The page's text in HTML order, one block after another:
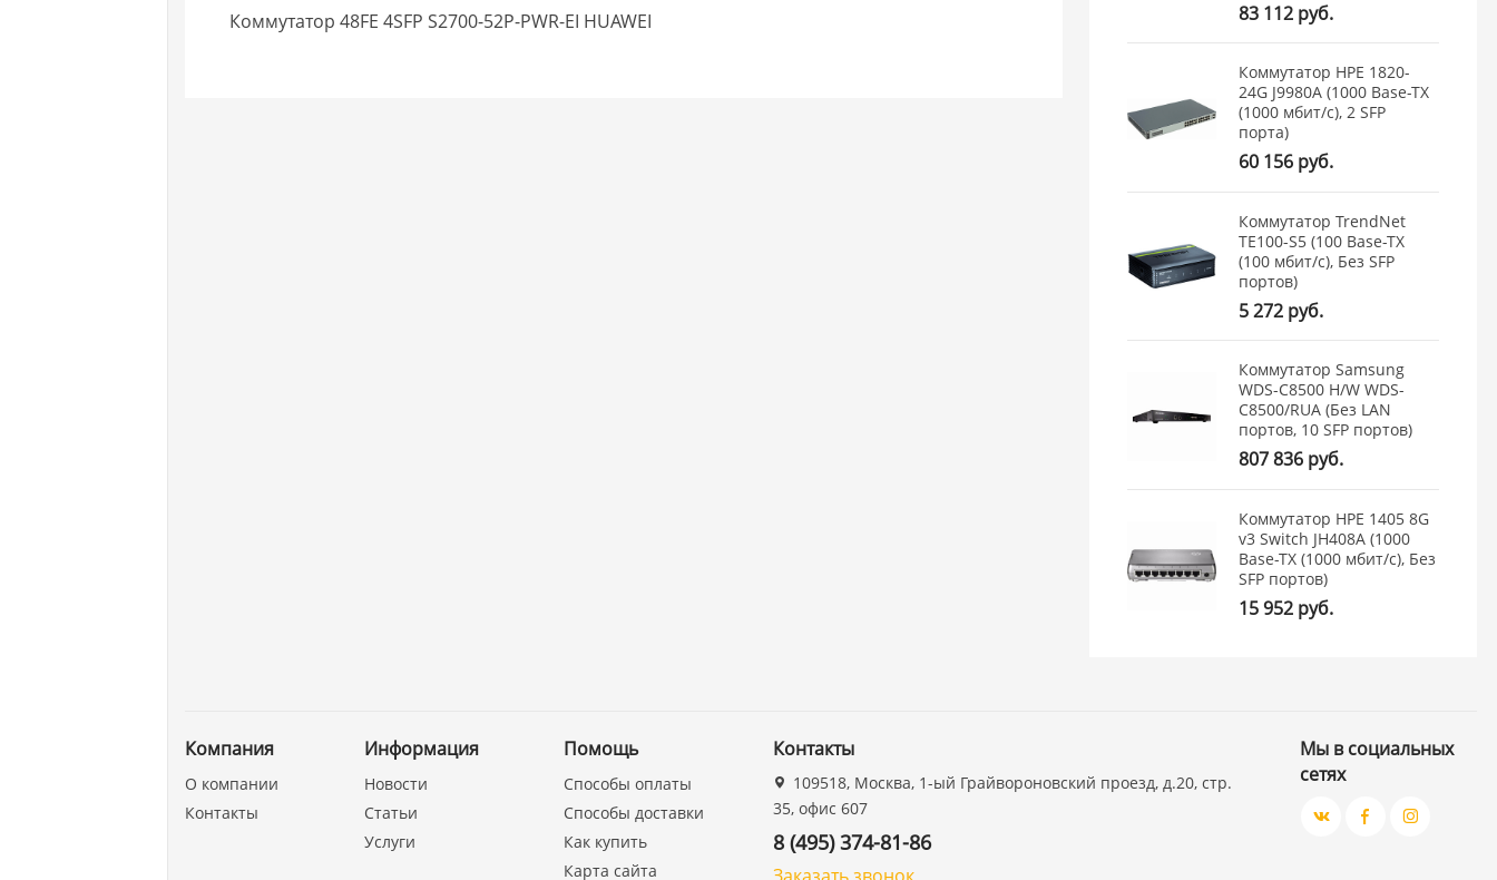
Коммутатор 48FE 4SFP S2700-52P-PWR-EI HUAWEI 83 112 руб.
Коммутатор HPE 1820-
24G J9980A (1000 Base-TX
(1000 мбит/с), 2 SFP
порта)
60 156 руб.
Коммутатор TrendNet
TE100-S5 (100 Base-TX
(100 мбит/с), Без SFP
портов)
5 272 руб.
Коммутатор Samsung
WDS-C8500 H/W WDS-
C8500/RUA (Без LAN
портов, 10 SFP портов)
807 836 руб.
Коммутатор HPE 1405 8G
v3 Switch JH408A (1000
Base-TX (1000 мбит/с), Без
SFP портов)
15 952 руб.
Компания
О компании
Контакты
Информация
Новости
Статьи
Услуги
Помощь
Способы оплаты
Способы доставки
Как купить
Карта сайта
Контакты
109518, Москва, 1-ый Грайвороновский проезд, д.20, стр.
35, офис 607
8 (495) 374-81-86
Мы в социальных
сетях